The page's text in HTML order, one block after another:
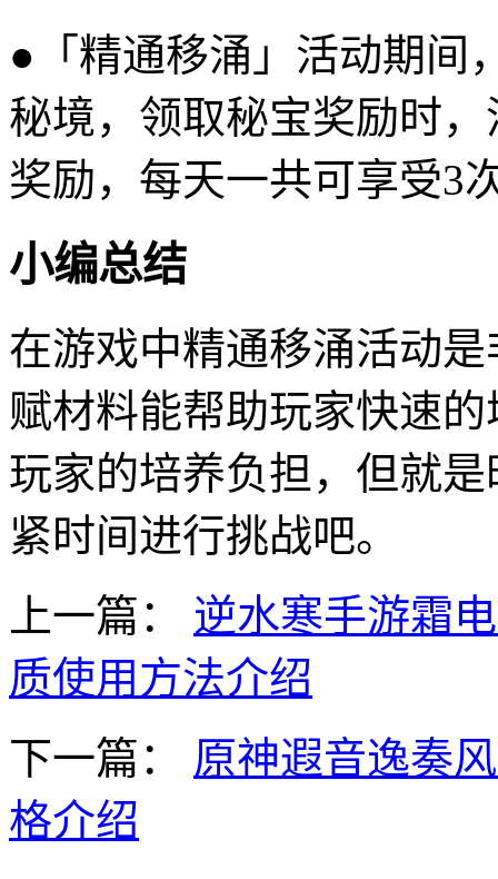
●「精通移涌」活动期间
秘境，领取秘宝奖励时
奖励，每天一共可享受3
小编总结
在游戏中精通移涌活动
赋材料能帮助玩家快速
玩家的培养负担，但就
紧时间进行挑战吧。
上一篇：
逆水寒手游霜
质使用方法介绍
下一篇：
原神遐音逸奏
格介绍